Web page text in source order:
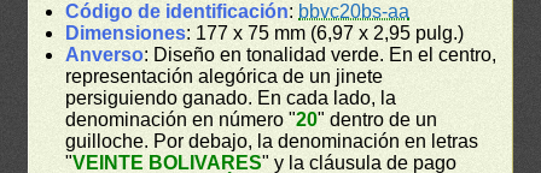
Código de identificación: bbvc20bs-aa
Dimensiones: 177 x 75 mm (6,97 x 2,95 pulg.)
Anverso: Diseño en tonalidad verde. En el centro,
representación alegórica de un jinete
persiguiendo ganado. En cada lado, la
denominación en número "20" dentro de un
guilloche. Por debajo, la denominación en letras
"VEINTE BOLIVARES" y la cláusula de pago